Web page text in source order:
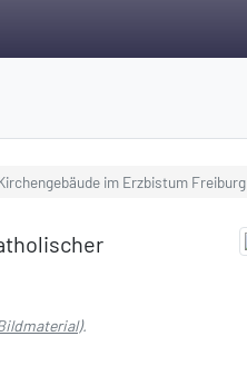
im Erzbistum Freiburg
).